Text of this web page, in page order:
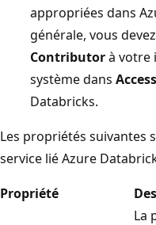
appropriées dans
générale, vous
Contributorà votre
système dans
Databricks.
Les propriétés suivantes
service lié Azure
Propriété
La